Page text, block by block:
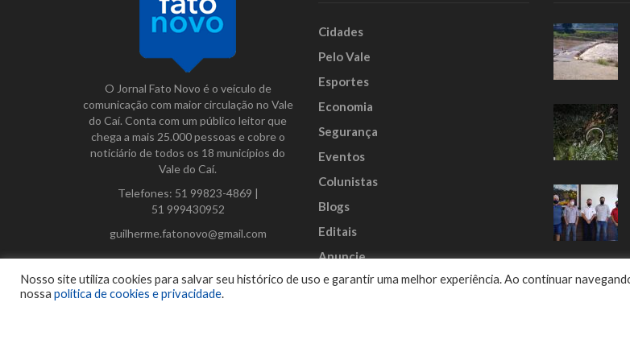
O Jornal Fato Novo é o veículo de
comunicação com maior circulação no Vale
do Caí. Conta com um público leitor que
chega a mais 25.000 pessoas e cobre o
noticiário de todos os 18 municípios do
Vale do Caí.
Telefones: 51 99823-4869 |
51 999430952
guilherme.fatonovo@gmail.com
Facebook
Instagram
Twitter
Cidades
Pelo Vale
Esportes
Economia
Segurança
Eventos
Colunistas
Blogs
Editais
Anuncie
Nosso site utiliza cookies para salvar seu histórico de uso e garantir uma melhor experiência. Ao continuar
nossa política de cookies e privacidade.